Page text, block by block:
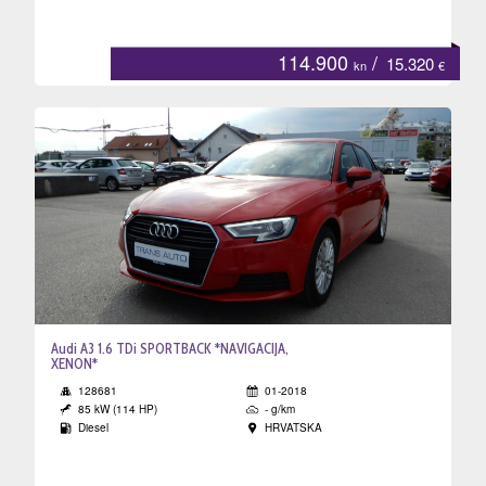
114.900 kn / 15.320 €
Audi A3 1.6 TDi SPORTBACK *NAVIGACIJA,
XENON*
128681
01-2018
85 kW (114 HP)
- g/km
Diesel
HRVATSKA